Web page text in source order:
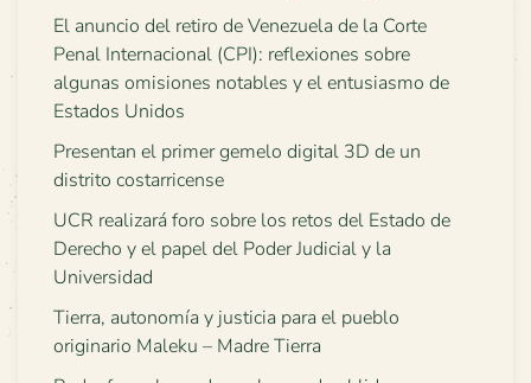
El anuncio del retiro de Venezuela de la Corte
Penal Internacional (CPI): reflexiones sobre
algunas omisiones notables y el entusiasmo de
Estados Unidos
Presentan el primer gemelo digital 3D de un
distrito costarricense
UCR realizará foro sobre los retos del Estado de
Derecho y el papel del Poder Judicial y la
Universidad
Tierra, autonomía y justicia para el pueblo
originario Maleku – Madre Tierra